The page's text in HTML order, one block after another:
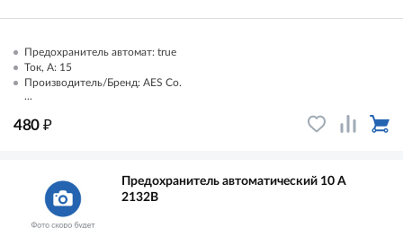
Предохранитель автомат: true
Ток, А: 15
Производитель/Бренд: AES Co.
...
480 ₽
Предохранитель автоматический 10 А
2132B